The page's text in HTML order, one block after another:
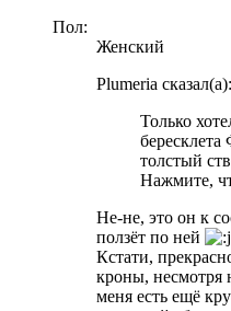
Пол:
Женский
Plumeria сказал(а):
Только
бересклета
толстый
Нажмите,
Не-не, это он к
ползёт по ней
Кстати,
кроны, несмотря
меня есть ещё